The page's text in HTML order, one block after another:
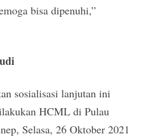
bisa dipenuhi,”
sosialisasi lanjutan ini
HCML di Pulau
Selasa, 26 Oktober 2021